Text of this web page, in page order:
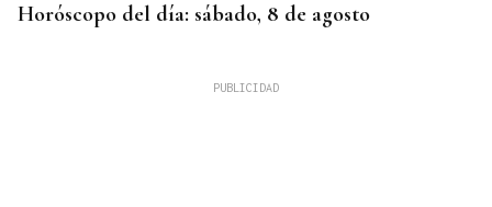
Horóscopo del día: sábado, 8 de agosto